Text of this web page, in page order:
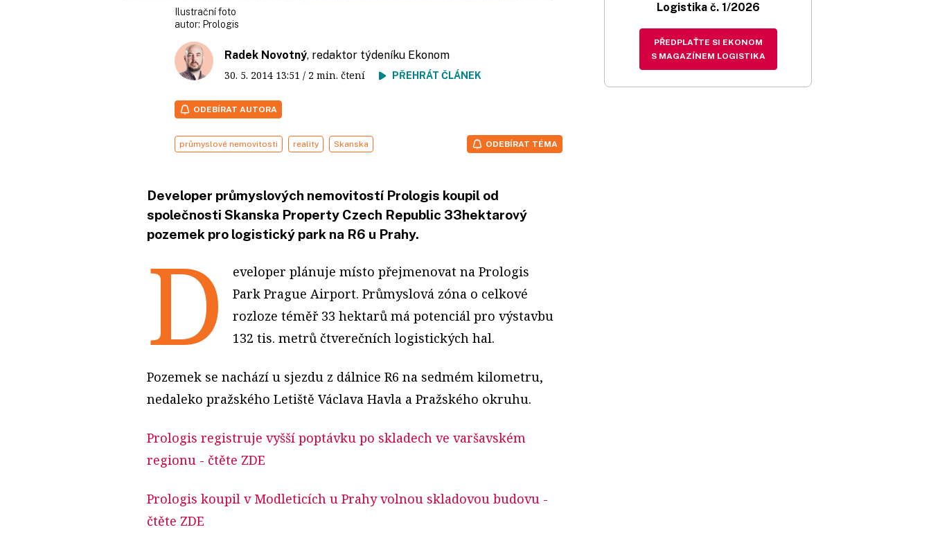
Ilustrační foto
autor: Prologis
Radek Novotný, redaktor týdeníku Ekonom
30. 5. 2014 13:51 / 2 min. čtení PŘEHRÁT ČLÁNEK
ODEBÍRAT AUTORA
průmyslové nemovitosti reality Skanska ODEBÍRAT TÉMA
Developer průmyslových nemovitostí Prologis koupil od
společnosti Skanska Property Czech Republic 33hektarový
pozemek pro logistický park na R6 u Prahy.
D
eveloper plánuje místo přejmenovat na Prologis
Park Prague Airport. Průmyslová zóna o celkové
rozloze téměř 33 hektarů má potenciál pro výstavbu
132 tis. metrů čtverečních logistických hal.
Pozemek se nachází u sjezdu z dálnice R6 na sedmém kilometru,
nedaleko pražského Letiště Václava Havla a Pražského okruhu.
Prologis registruje vyšší poptávku po skladech ve varšavském
regionu - čtěte ZDE
Prologis koupil v Modleticích u Prahy volnou skladovou budovu -
čtěte ZDE
Logistika č. 1/2026
PŘEDPLAŤTE SI EKONOM
S MAGAZÍNEM LOGISTIKA